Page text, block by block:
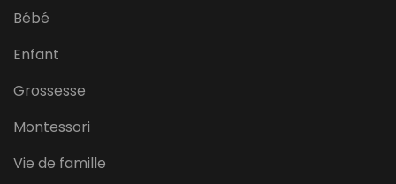
Bébé
Enfant
Grossesse
Montessori
Vie de famille